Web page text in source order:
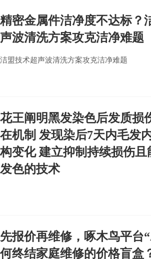
精密金属件洁净度不达标？
声波清洗方案攻克洁净难题
洁盟技术超声波清洗方案攻克洁净难题
花王阐明黑发染色后发质损
在机制 发现染后7天内毛发
构变化 建立抑制持续损伤且
发色的技术
先报价再维修，啄木鸟平台
何终结家庭维修的价格盲盒